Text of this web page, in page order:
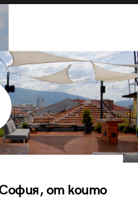
София, от които